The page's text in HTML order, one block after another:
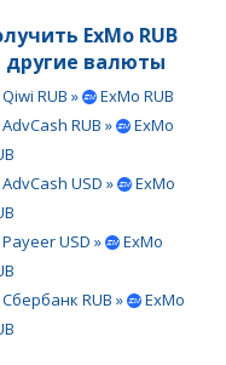
ExMo RUB
другие валюты
Qiwi RUB »
ExMo RUB
AdvCash RUB »
ExMo
AdvCash USD »
ExMo
Payeer USD »
ExMo
Сбербанк RUB »
ExMo